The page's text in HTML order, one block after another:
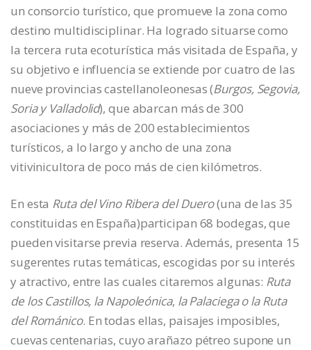
un consorcio turístico, que promueve la zona como
destino multidisciplinar. Ha logrado situarse como
la tercera ruta ecoturística más visitada de España, y
su objetivo e influencia se extiende por cuatro de las
nueve provincias castellanoleonesas (Burgos, Segovia,
Soria y Valladolid), que abarcan más de 300
asociaciones y más de 200 establecimientos
turísticos, a lo largo y ancho de una zona
vitivinicultora de poco más de cien kilómetros.
En esta Ruta del Vino Ribera del Duero(una de las 35
constituidas en España)participan 68 bodegas, que
pueden visitarse previa reserva. Además, presenta 15
sugerentes rutas temáticas, escogidas por su interés
y atractivo, entre las cuales citaremos algunas: Ruta
de los Castillos, laNapoleónica, laPalaciega o la Ruta
del Románico. En todas ellas, paisajes imposibles,
cuevas centenarias, cuyo arañazo pétreo supone un